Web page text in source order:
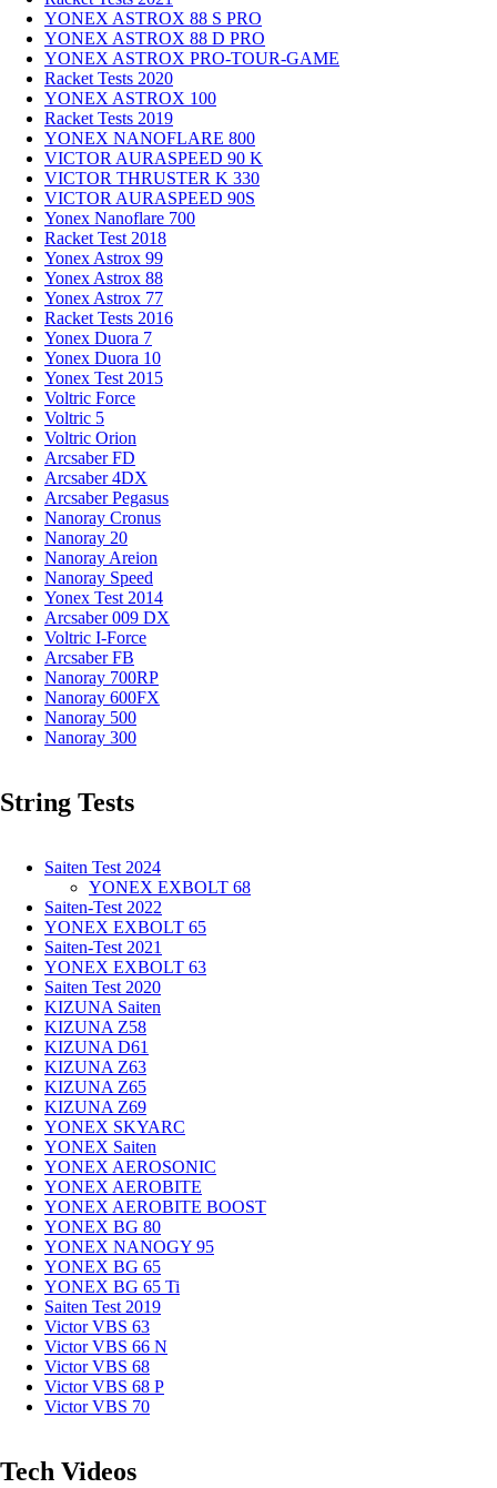
YONEX ASTROX 88 S PRO
YONEX ASTROX 88 D PRO
YONEX ASTROX PRO-TOUR-GAME
Racket Tests 2020
YONEX ASTROX 100
Racket Tests 2019
YONEX NANOFLARE 800
VICTOR AURASPEED 90 K
VICTOR THRUSTER K 330
VICTOR AURASPEED 90S
Yonex Nanoflare 700
Racket Test 2018
Yonex Astrox 99
Yonex Astrox 88
Yonex Astrox 77
Racket Tests 2016
Yonex Duora 7
Yonex Duora 10
Yonex Test 2015
Voltric Force
Voltric 5
Voltric Orion
Arcsaber FD
Arcsaber 4DX
Arcsaber Pegasus
Nanoray Cronus
Nanoray 20
Nanoray Areion
Nanoray Speed
Yonex Test 2014
Arcsaber 009 DX
Voltric I-Force
Arcsaber FB
Nanoray 700RP
Nanoray 600FX
Nanoray 500
Nanoray 300
String Tests
Saiten Test 2024
YONEX EXBOLT 68
Saiten-Test 2022
YONEX EXBOLT 65
Saiten-Test 2021
YONEX EXBOLT 63
Saiten Test 2020
KIZUNA Saiten
KIZUNA Z58
KIZUNA D61
KIZUNA Z63
KIZUNA Z65
KIZUNA Z69
YONEX SKYARC
YONEX Saiten
YONEX AEROSONIC
YONEX AEROBITE
YONEX AEROBITE BOOST
YONEX BG 80
YONEX NANOGY 95
YONEX BG 65
YONEX BG 65 Ti
Saiten Test 2019
Victor VBS 63
Victor VBS 66 N
Victor VBS 68
Victor VBS 68 P
Victor VBS 70
Tech Videos